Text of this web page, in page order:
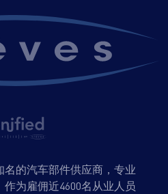
名的汽车部件供应商，专业
为雇佣近4600名从业人员